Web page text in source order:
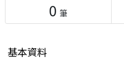
0 筆
基本資料